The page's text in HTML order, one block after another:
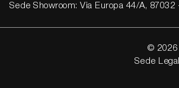
Sede Showroom: Via Europa 44/A,
© 2026
Sede